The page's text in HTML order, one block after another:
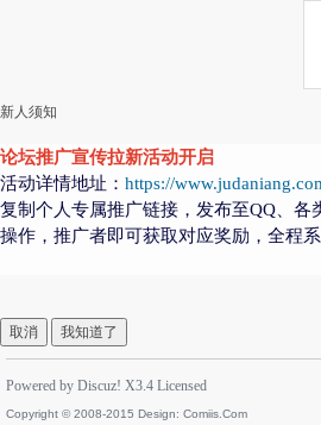
新人须知
论坛推广宣传拉新活动开启
活动详情地址： https://
复制个人专属推广链接，发布至QQ、
操作，推广者即可获取对应奖励，全程系
取消 我知道了
Powered by Discuz! X3.4 Licensed
Copyright © 2008-2015 Design: Comiis.Com